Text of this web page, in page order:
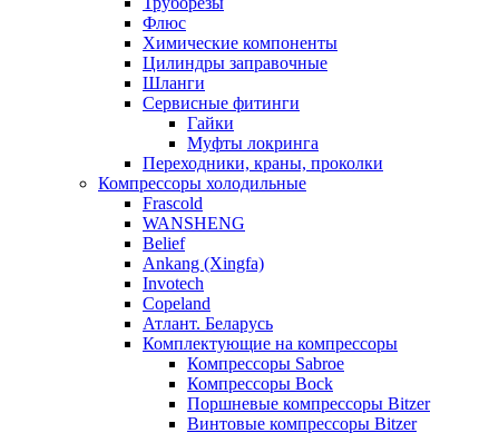
Флюс
Химические компоненты
Цилиндры заправочные
Шланги
Сервисные фитинги
Гайки
Муфты локринга
Переходники, краны, проколки
Компрессоры холодильные
Frascold
WANSHENG
Belief
Ankang (Xingfa)
Invotech
Copeland
Атлант. Беларусь
Комплектующие на компрессоры
Компрессоры Sabroe
Компрессоры Bock
Поршневые компрессоры Bitzer
Винтовые компрессоры Bitzer